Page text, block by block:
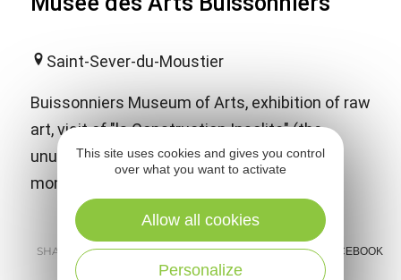
Saint-Sever-du-Moustier
Buissonniers Museum of Arts, exhibition of raw
art, visit of "la Construction Insolite" (the
unusual construction) a collective
monumental work.
SHARE : E-MAIL MESSENGER FACEBOOK
This site uses cookies and gives you control
over what you want to activate
Personalize
Allow all cookies